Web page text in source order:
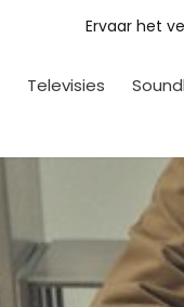
Televisies
Met eigen